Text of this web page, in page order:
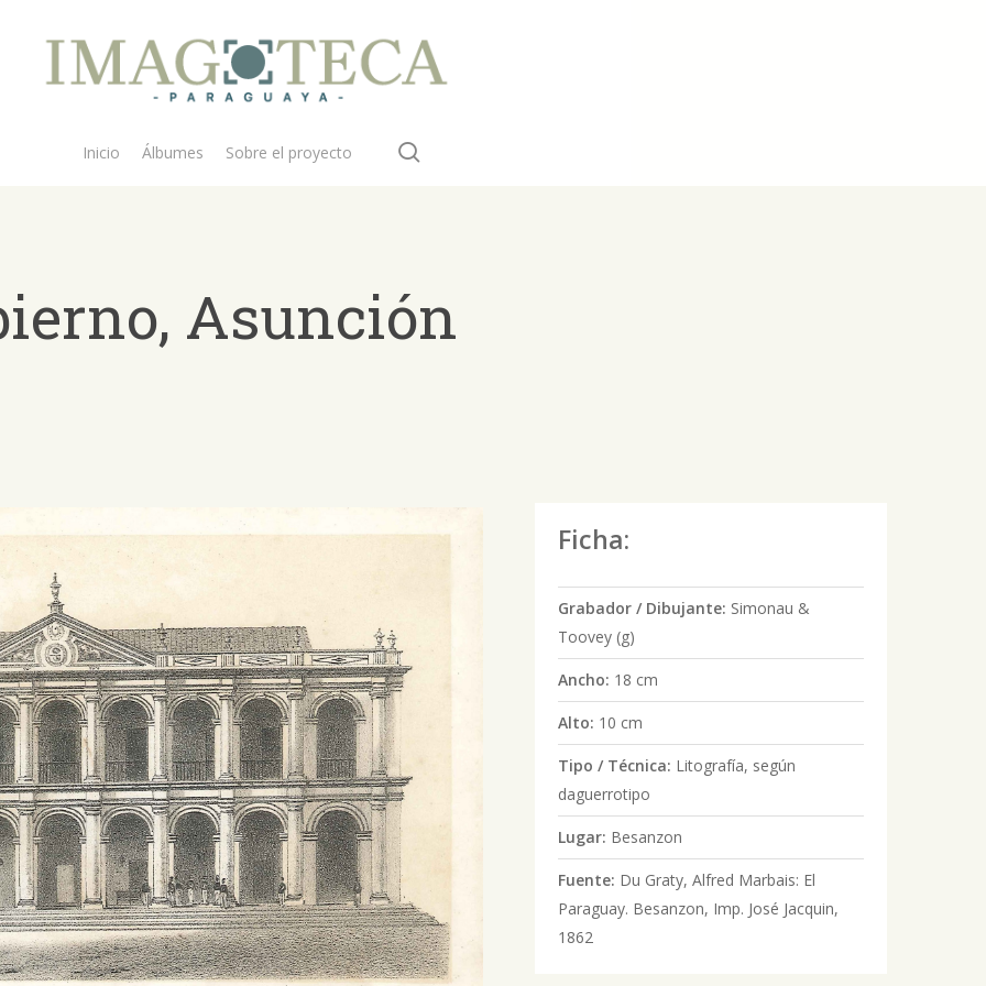
Inicio Álbumes Sobre el proyecto
Asunción
Ficha:
Grabador / Dibujante: Simonau &
Toovey (g)
Ancho: 18 cm
Alto: 10 cm
Tipo / Técnica: Litografía, según
daguerrotipo
Lugar: Besanzon
Fuente: Du Graty, Alfred Marbais: El
Paraguay. Besanzon, Imp. José Jacquin,
1862